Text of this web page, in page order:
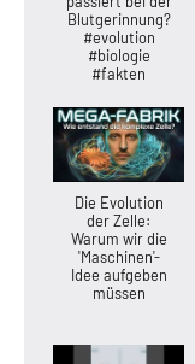
Blutgerinnung?
#evolution
#biologie
#fakten
Die Evolution
der Zelle:
Warum wir die
'Maschinen'-
Idee aufgeben
müssen